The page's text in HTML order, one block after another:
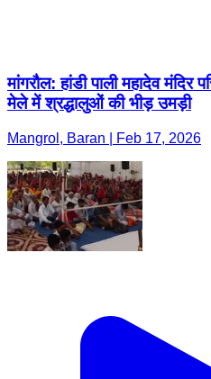
मांगरौल: हांडी पाली महादेव
मेले में श्रद्धालुओं की भीड़ उमड़ी
Mangrol, Baran | Feb 17, 2026